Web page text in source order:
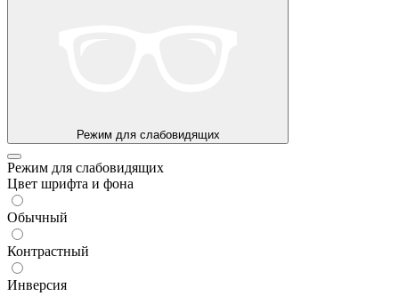
Режим для слабовидящих
Режим для слабовидящих
Цвет шрифта и фона
Обычный
Контрастный
Инверсия